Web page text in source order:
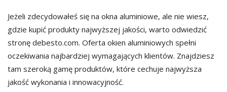
Jeżeli zdecydowałeś się na okna aluminiowe, ale nie wiesz,
gdzie kupić produkty najwyższej jakości, warto odwiedzić
stronę debesto.com. Oferta okien aluminiowych spełni
oczekiwania najbardziej wymagających klientów. Znajdziesz
tam szeroką gamę produktów, które cechuje najwyższa
jakość wykonania i innowacyjność.